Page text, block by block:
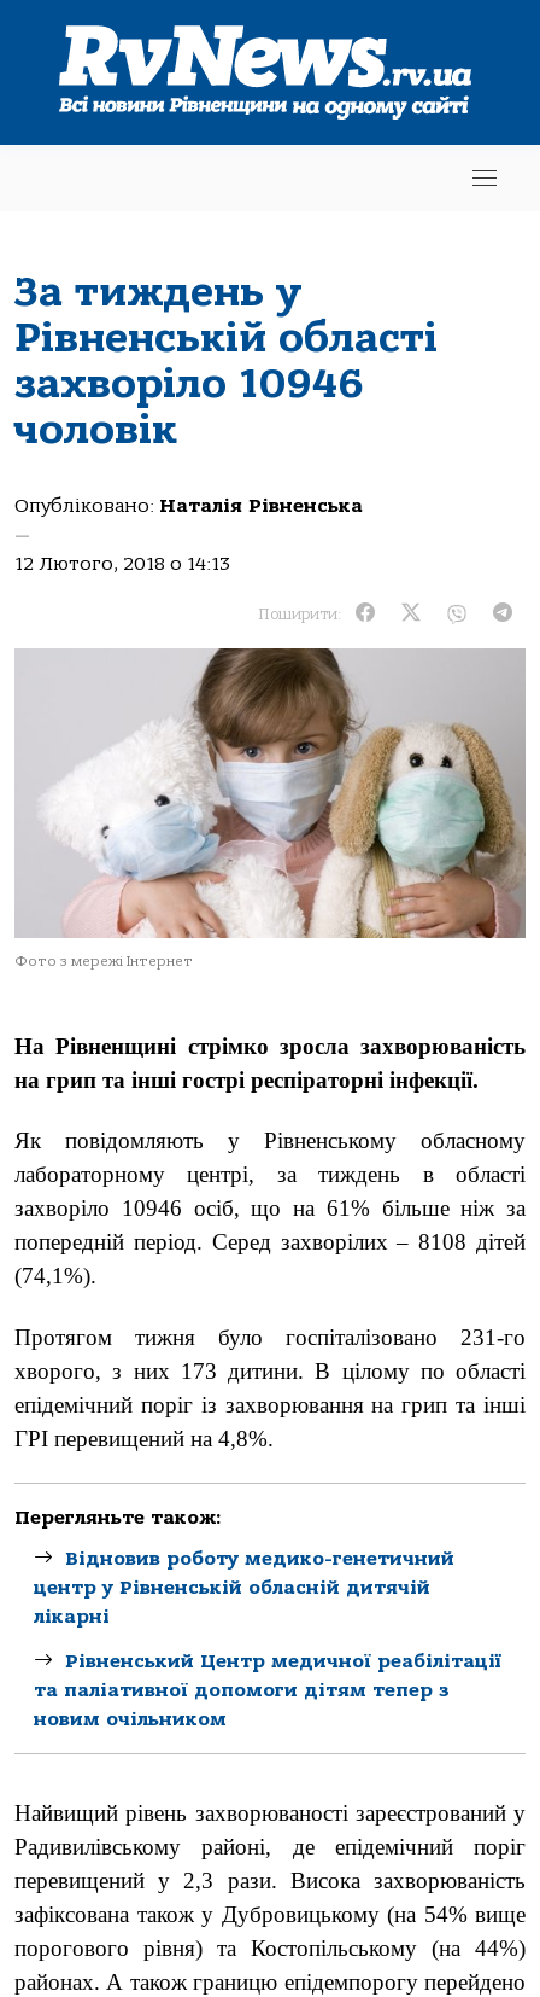
За тиждень у
Рівненській області
захворіло 10946
чоловік
Опубліковано: Наталія Рівненська
—
12 Лютого, 2018 о 14:13
Поширити:
Фото з мережі Інтернет
На Рівненщині стрімко зросла захворюваність
на грип та інші гострі респіраторні інфекції.
Як повідомляють у Рівненському обласному
лабораторному центрі, за тиждень в області
захворіло 10946 осіб, що на 61% більше ніж за
попередній період. Серед захворілих – 8108 дітей
(74,1%).
Протягом тижня було госпіталізовано 231-го
хворого, з них 173 дитини. В цілому по області
епідемічний поріг із захворювання на грип та інші
ГРІ перевищений на 4,8%.
Перегляньте також:
Відновив роботу медико-генетичний
центр у Рівненській обласній дитячій
лікарні
Рівненський Центр медичної реабілітації
та паліативної допомоги дітям тепер з
новим очільником
Найвищий рівень захворюваності зареєстрований у
Радивилівському районі, де епідемічний поріг
перевищений у 2,3 рази. Висока захворюваність
зафіксована також у Дубровицькому (на 54% вище
порогового рівня) та Костопільському (на 44%)
районах. А також границю епідемпорогу перейдено